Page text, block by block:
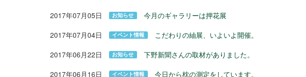
2017年07月05日 お知らせ 今月のギャラリーは押花展
2017年07月04日 イベント情報 こだわりの紬展、いよいよ開催。
2017年06月22日 お知らせ 下野新聞さんの取材がありました。
2017年06月16日 イベント情報 今日から枕の測定をしています。